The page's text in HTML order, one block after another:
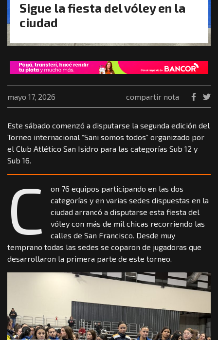
Sigue la fiesta del vóley en la
ciudad
mayo 17, 2026 compartir nota
Este sábado comenzó a disputarse la segunda edición del
Torneo internacional “Sani somos todos” organizado por
el Club Atlético San Isidro para las categorías Sub 12 y
Sub 16.
C
on 76 equipos participando en las dos
categorías y en varias sedes dispuestas en la
ciudad arrancó a disputarse esta fiesta del
vóley con más de mil chicas recorriendo las
calles de San Francisco. Desde muy
temprano todas las sedes se coparon de jugadoras que
desarrollaron la primera parte de este torneo.